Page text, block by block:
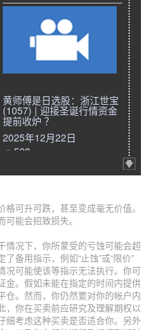
黄师傅是日选股：浙江世宝
(1057) | 迎接圣诞行情资金
提前收炉 ？
2025年12月22日
528
可升可跌，甚至变成毫无价值。
能会招致损失。
情况下，你所蒙受的亏蚀可能会超
备用指示，例如“止蚀”或“限价”
况可能使该等指示无法执行。你可
金。假如未能在指定的时间内提供
仓。然而，你仍然要对你的帐户内
，你在买卖前应研究及理解期权以
细考虑这种买卖是否适合你。另外